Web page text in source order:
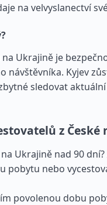
na velvyslanectví
Ukrajině je
návštěvníka. Kyjev
sledovat
z
Ukrajině nad 90
pobytu nebo
povolenou dobu